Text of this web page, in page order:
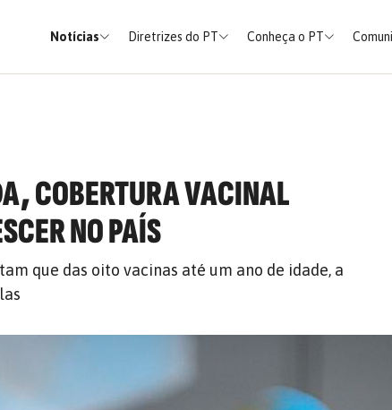
Notícias Diretrizes do PT Conheça o PT
COBERTURA VACINAL
NO PAÍS
que das oito vacinas até um ano de idade, a